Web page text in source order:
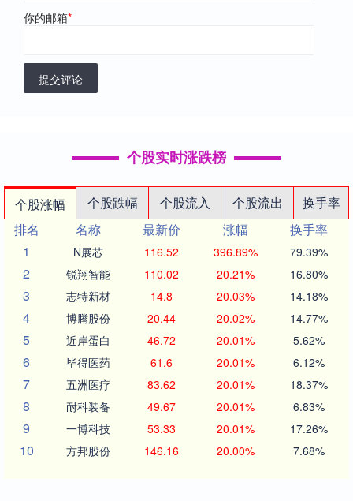
你的邮箱*
提交评论
个股实时涨跌榜
个股涨幅 个股跌幅 个股流入 个股流出
换手率
排名
名称 最新价 涨幅
换手率
1
N展芯 116.52 396.89% 79.39%
2 锐翔智能 110.02 20.21% 16.80%
3 志特新材 14.8 20.03% 14.18%
4 博腾股份 20.44 20.02% 14.77%
5 近岸蛋白 46.72 20.01% 5.62%
6 毕得医药 61.6 20.01% 6.12%
7 五洲医疗 83.62 20.01% 18.37%
8 耐科装备 49.67 20.01% 6.83%
9 一博科技 53.33 20.01% 17.26%
10 方邦股份 146.16 20.00% 7.68%